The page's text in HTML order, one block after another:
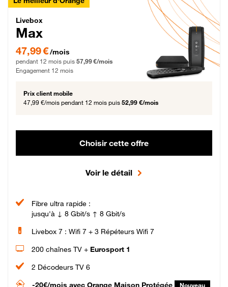
Livebox Max Fibre
Livebox
Max
47,99 € par mois pendant 12 mois puis 57,99 € par mois, Engagement 12 mois
47,99 €/mois
pendant 12 mois puis 57,99 €/mois
Engagement 12 mois
Prix client mobile
47,99 €/mois pendant 12 mois puis 52,99 €/mois
Choisir cette offre
Voir le détail
Fibre ultra rapide :
jusqu'à ↓ 8 Gbit/s ↑ 8 Gbit/s
Livebox 7 : Wifi 7 + 3 Répéteurs Wifi 7
200 chaînes TV + Eurosport 1
2 Décodeurs TV 6
-20€/mois avec Orange Maison Protégée Nouveau